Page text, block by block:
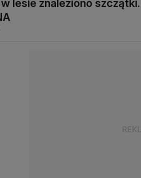
lesie znaleziono szczątki.